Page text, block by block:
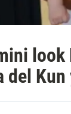
look
del